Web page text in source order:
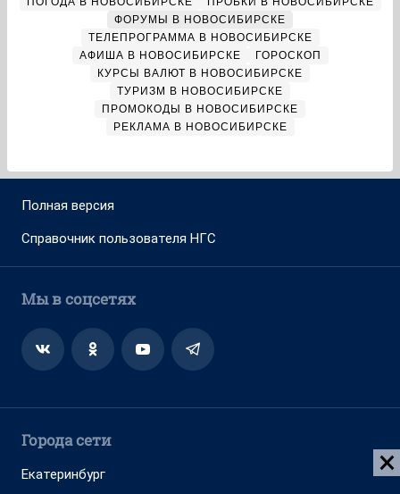
ФОРУМЫ В НОВОСИБИРСКЕ
ТЕЛЕПРОГРАММА В НОВОСИБИРСКЕ
АФИША В НОВОСИБИРСКЕ
ГОРОСКОП
КУРСЫ ВАЛЮТ В НОВОСИБИРСКЕ
ТУРИЗМ В НОВОСИБИРСКЕ
ПРОМОКОДЫ В НОВОСИБИРСКЕ
РЕКЛАМА В НОВОСИБИРСКЕ
Полная версия
Справочник пользователя НГС
Мы в соцсетях
Города сети
Екатеринбург